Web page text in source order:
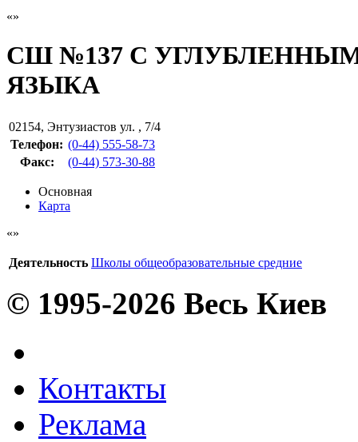
СШ №137 С
ЯЗЫКА
02154, Энтузиастов ул. , 7/4
Телефон: (0-44) 555-58-73
Факс: (0-44) 573-30-88
Основная
Карта
Деятельность Школы общеобразовательные средние
© 1995-2026 Весь Киев
Контакты
Реклама